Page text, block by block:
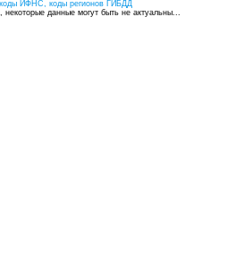
ИФНС, коды регионов ГИБДД
данные могут быть не актуальны...